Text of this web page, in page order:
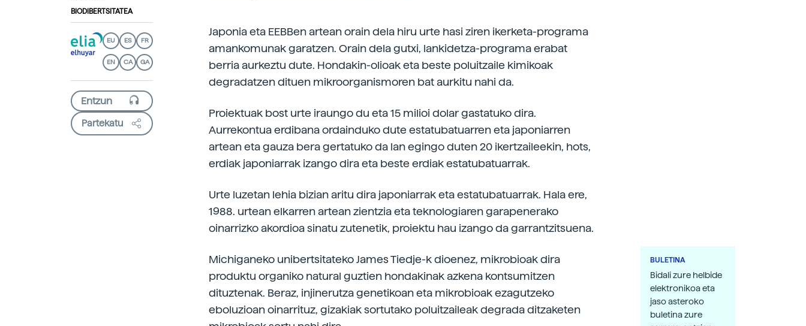
BIODIBERTSITATEA
EU ES FR
EN CA GA
Partekatu
Japonia eta EEBBen artean orain dela hiru urte hasi ziren ikerketa-programa
amankomunak garatzen. Orain dela gutxi, lankidetza-programa erabat
berria aurkeztu dute. Hondakin-olioak eta beste poluitzaile kimikoak
degradatzen dituen mikroorganismoren bat aurkitu nahi da.
Proiektuak bost urte iraungo du eta 15 milioi dolar gastatuko dira.
Aurrekontua erdibana ordainduko dute estatubatuarren eta japoniarren
artean eta gauza bera gertatuko da lan egingo duten 20 ikertzaileekin, hots,
erdiak japoniarrak izango dira eta beste erdiak estatubatuarrak.
Urte luzetan lehia bizian aritu dira japoniarrak eta estatubatuarrak. Hala ere,
1988. urtean elkarren artean zientzia eta teknologiaren garapenerako
oinarrizko akordioa sinatu zutenetik, proiektu hau izango da garrantzitsuena.
Michiganeko unibertsitateko James Tiedje-k dioenez, mikrobioak dira
produktu organiko natural guztien hondakinak azkena kontsumitzen
dituztenak. Beraz, injinerutza genetikoan eta mikrobioak ezagutzeko
eboluzioan oinarrituz, gizakiak sortutako poluitzaileak degrada ditzaketen
BULETINA
Bidali zure helbide
elektronikoa eta
jaso asteroko
buletina zure